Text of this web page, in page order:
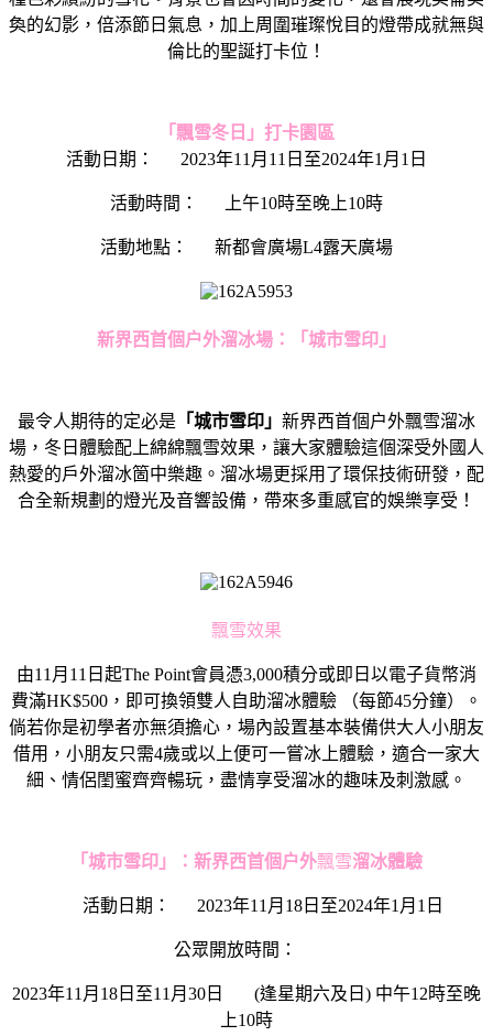
奐的幻影，倍添節日氣息，加上周圍璀璨悅目的燈帶成就無與
倫比的聖誕打卡位！
「飄雪冬日」打卡園區
活動日期： 2023年11月11日至2024年1月1日
活動時間： 上午10時至晚上10時
活動地點： 新都會廣場L4露天廣場
新界西首個户外溜冰場：「城市雪印」
最令人期待的定必是 「城市雪印」 新界西首個户外飄雪溜冰
場，冬日體驗配上綿綿飄雪效果，讓大家體驗這個深受外國人
熱愛的戶外溜冰箇中樂趣。溜冰場更採用了環保技術研發，配
合全新規劃的燈光及音響設備，帶來多重感官的娛樂享受！
飄雪效果
由11月11日起The Point會員憑3,000積分或即日以電子貨幣消
費滿HK$500，即可換領雙人自助溜冰體驗 （每節45分鐘）。
倘若你是初學者亦無須擔心，場內設置基本裝備供大人小朋友
借用，小朋友只需4歲或以上便可一嘗冰上體驗，適合一家大
細、情侶閨蜜齊齊暢玩，盡情享受溜冰的趣味及刺激感。
「城市雪印」：新界西首個户外飄雪溜冰體驗
活動日期： 2023年11月18日至2024年1月1日
公眾開放時間：
2023年11月18日至11月30日 (逢星期六及日) 中午12時至晚
上10時